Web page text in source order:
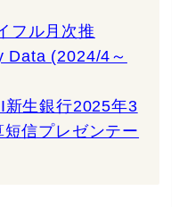
フル月次推
Data (2024/4～
新生銀行2025年3
信プレゼンテー